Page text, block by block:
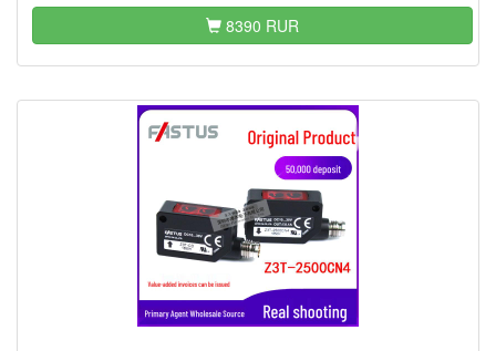
8390 RUR